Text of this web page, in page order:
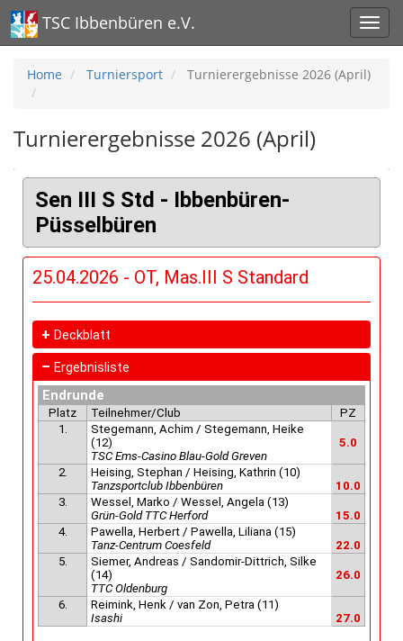
TSC Ibbenbüren e.V.
Home Turniersport Turnierergebnisse 2026 (April)
Turnierergebnisse 2026 (April)